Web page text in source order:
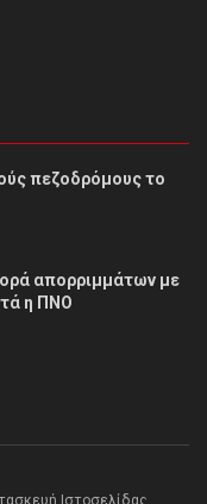
πεζοδρόμους το
απορριμμάτων με
η ΠΝΟ